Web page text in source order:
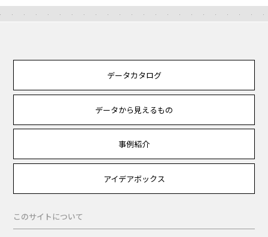
データカタログ
データから見えるもの
事例紹介
アイデアボックス
このサイトについて